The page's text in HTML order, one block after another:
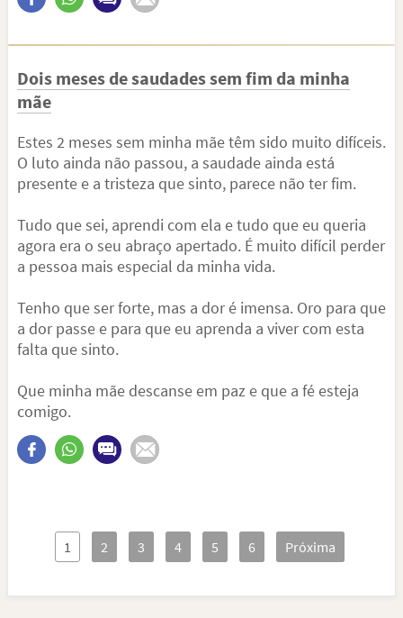
Dois meses de saudades sem fim da minha
mãe
Estes 2 meses sem minha mãe têm sido muito difíceis.
O luto ainda não passou, a saudade ainda está
presente e a tristeza que sinto, parece não ter fim.
Tudo que sei, aprendi com ela e tudo que eu queria
agora era o seu abraço apertado. É muito difícil perder
a pessoa mais especial da minha vida.
Tenho que ser forte, mas a dor é imensa. Oro para que
a dor passe e para que eu aprenda a viver com esta
falta que sinto.
Que minha mãe descanse em paz e que a fé esteja
comigo.
1 2 3 4 5 6 Próxima